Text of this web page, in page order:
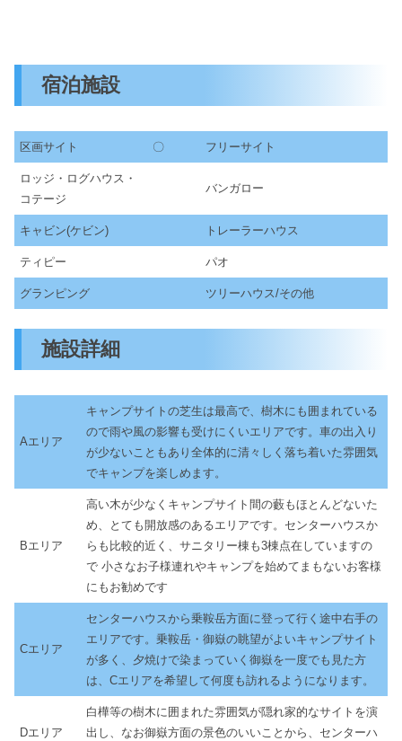
宿泊施設
区画サイト 〇 フリーサイト
ロッジ・ログハウス・
コテージ
バンガロー
キャビン(ケビン) トレーラーハウス
ティピー パオ
グランピング ツリーハウス/その他
施設詳細
Aエリア
キャンプサイトの芝生は最高で、樹木にも囲まれている
ので雨や風の影響も受けにくいエリアです。車の出入り
が少ないこともあり全体的に清々しく落ち着いた雰囲気
でキャンプを楽しめます。
Bエリア
高い木が少なくキャンプサイト間の藪もほとんどないた
め、とても開放感のあるエリアです。センターハウスか
らも比較的近く、サニタリー棟も3棟点在していますの
で 小さなお子様連れやキャンプを始めてまもないお客様
にもお勧めです
Cエリア
センターハウスから乗鞍岳方面に登って行く途中右手の
エリアです。乗鞍岳・御嶽の眺望がよいキャンプサイト
が多く、夕焼けで染まっていく御嶽を一度でも見た方
は、Cエリアを希望して何度も訪れるようになります。
Dエリア
白樺等の樹木に囲まれた雰囲気が隠れ家的なサイトを演
出し、なお御嶽方面の景色のいいことから、センターハ